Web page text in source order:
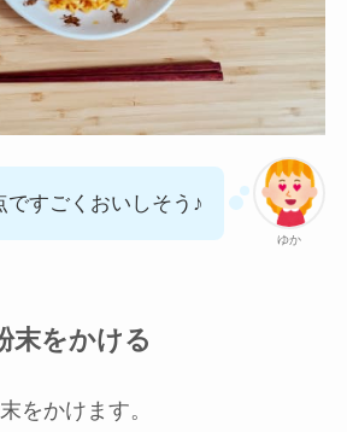
ゆか
ですごくおいしそう♪
末をかける
をかけます。